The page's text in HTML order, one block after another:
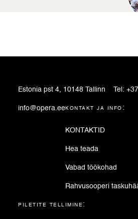
Estonia pst 4, 10148 Tallinn Tel:
info@opera.eekontakt ja info:
KONTAKTID
Hea teada
Vabad töökohad
Rahvusooperi
piletite tellimine: